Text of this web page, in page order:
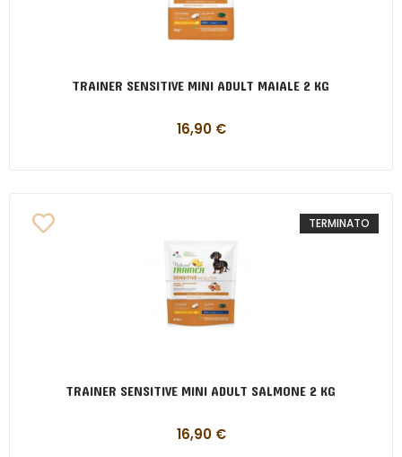
TRAINER SENSITIVE MINI ADULT MAIALE 2 KG
16,90 €
TERMINATO
TRAINER SENSITIVE MINI ADULT SALMONE 2 KG
16,90 €